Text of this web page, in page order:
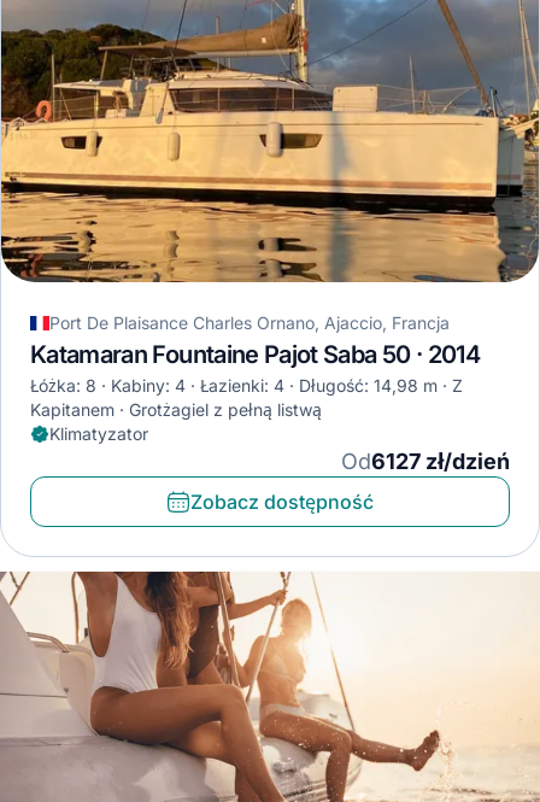
Port De Plaisance Charles Ornano, Ajaccio, Francja
Katamaran Fountaine Pajot Saba 50 · 2014
Łóżka: 8 Kabiny: 4 Łazienki: 4 Długość: 14,98 m
Z
Kapitanem
Grotżagiel z pełną listwą
Klimatyzator
Od6127 zł/dzień
Zobacz dostępność